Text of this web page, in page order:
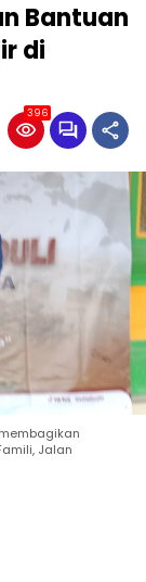
Bantuan
di
396
Jalan